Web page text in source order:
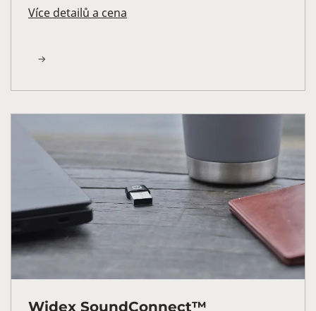
Více detailů a cena
Widex SoundConnect™